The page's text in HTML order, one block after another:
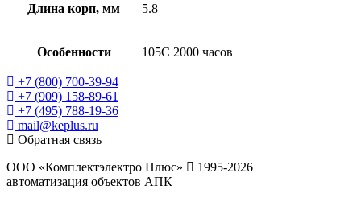
Длина корп, мм 5.8
Особенности 105C 2000 часов
+7 (800) 700-39-94
+7 (909) 158-89-61
+7 (495) 788-19-36
mail@keplus.ru
Обратная связь
ООО «Комплектэлектро Плюс»
1995-2026
автоматизация объектов АПК